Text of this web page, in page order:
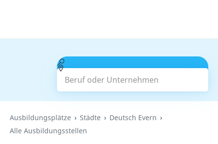
Beruf oder Unternehmen
Suchen
Ausbildungsplätze Städte
Deutsch Evern
Alle Ausbildungsstellen